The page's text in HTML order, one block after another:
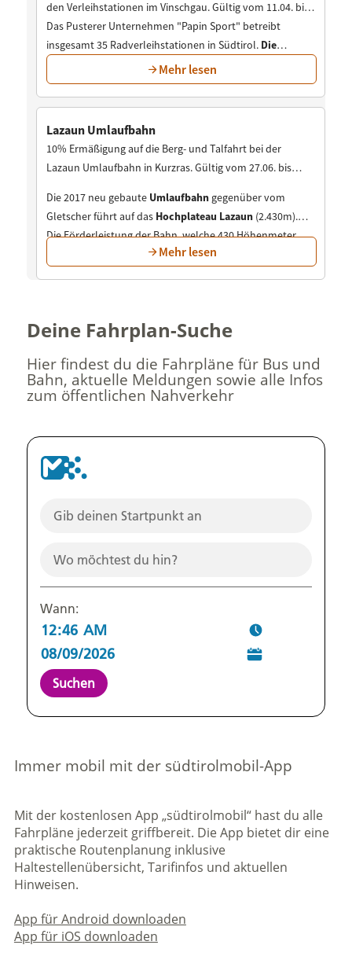
Deine Fahrplan-Suche
Hier findest du die Fahrpläne für Bus und
Bahn, aktuelle Meldungen sowie alle Infos
zum öffentlichen Nahverkehr
Wann:
Suchen
Immer mobil mit der südtirolmobil-App
Mit der kostenlosen App „südtirolmobil“ hast du alle
Fahrpläne jederzeit griffbereit. Die App bietet dir eine
praktische Routenplanung inklusive
Haltestellenübersicht, Tarifinfos und aktuellen
Hinweisen.
App für Android downloaden
App für iOS downloaden